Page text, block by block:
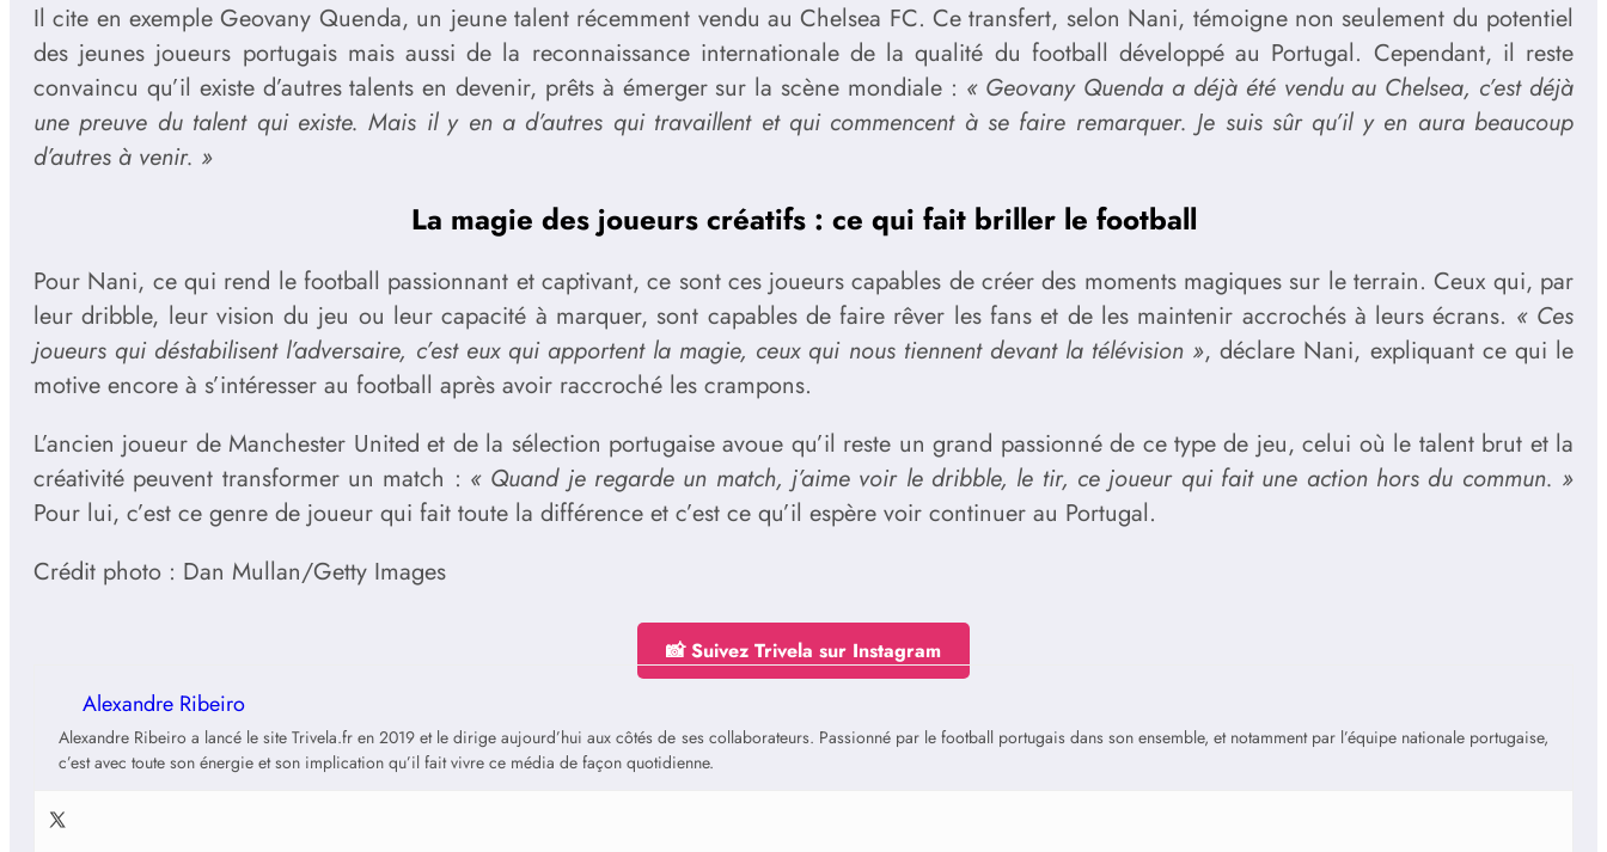
Il cite en exemple Geovany Quenda, un jeune talent récemment vendu au Chelsea FC. Ce transfert, selon Nani, témoigne non seulement du potentiel
des jeunes joueurs portugais mais aussi de la reconnaissance internationale de la qualité du football développé au Portugal. Cependant, il reste
convaincu qu’il existe d’autres talents en devenir, prêts à émerger sur la scène mondiale : « Geovany Quenda a déjà été vendu au Chelsea, c’est déjà
une preuve du talent qui existe. Mais il y en a d’autres qui travaillent et qui commencent à se faire remarquer. Je suis sûr qu’il y en aura beaucoup
d’autres à venir. »
La magie des joueurs créatifs : ce qui fait briller le football
Pour Nani, ce qui rend le football passionnant et captivant, ce sont ces joueurs capables de créer des moments magiques sur le terrain. Ceux qui, par
leur dribble, leur vision du jeu ou leur capacité à marquer, sont capables de faire rêver les fans et de les maintenir accrochés à leurs écrans. « Ces
joueurs qui déstabilisent l’adversaire, c’est eux qui apportent la magie, ceux qui nous tiennent devant la télévision », déclare Nani, expliquant ce qui le
motive encore à s’intéresser au football après avoir raccroché les crampons.
L’ancien joueur de Manchester United et de la sélection portugaise avoue qu’il reste un grand passionné de ce type de jeu, celui où le talent brut et la
créativité peuvent transformer un match : « Quand je regarde un match, j’aime voir le dribble, le tir, ce joueur qui fait une action hors du commun. »
Pour lui, c’est ce genre de joueur qui fait toute la différence et c’est ce qu’il espère voir continuer au Portugal.
Crédit photo : Dan Mullan/Getty Images
📸 Suivez Trivela sur Instagram
Alexandre Ribeiro
Alexandre Ribeiro a lancé le site Trivela.fr en 2019 et le dirige aujourd’hui aux côtés de ses collaborateurs. Passionné par le football portugais dans son ensemble, et notamment par l’équipe nationale portugaise,
c’est avec toute son énergie et son implication qu’il fait vivre ce média de façon quotidienne.